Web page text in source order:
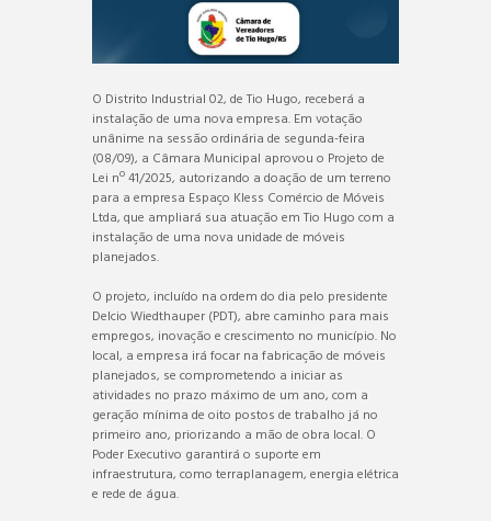
O Distrito Industrial 02, de Tio Hugo, receberá a
instalação de uma nova empresa. Em votação
unânime na sessão ordinária de segunda-feira
(08/09), a Câmara Municipal aprovou o Projeto de
Lei nº 41/2025, autorizando a doação de um terreno
para a empresa Espaço Kless Comércio de Móveis
Ltda, que ampliará sua atuação em Tio Hugo com a
instalação de uma nova unidade de móveis
planejados.
O projeto, incluído na ordem do dia pelo presidente
Delcio Wiedthauper (PDT), abre caminho para mais
empregos, inovação e crescimento no município. No
local, a empresa irá focar na fabricação de móveis
planejados, se comprometendo a iniciar as
atividades no prazo máximo de um ano, com a
geração mínima de oito postos de trabalho já no
primeiro ano, priorizando a mão de obra local. O
Poder Executivo garantirá o suporte em
infraestrutura, como terraplanagem, energia elétrica
e rede de água.